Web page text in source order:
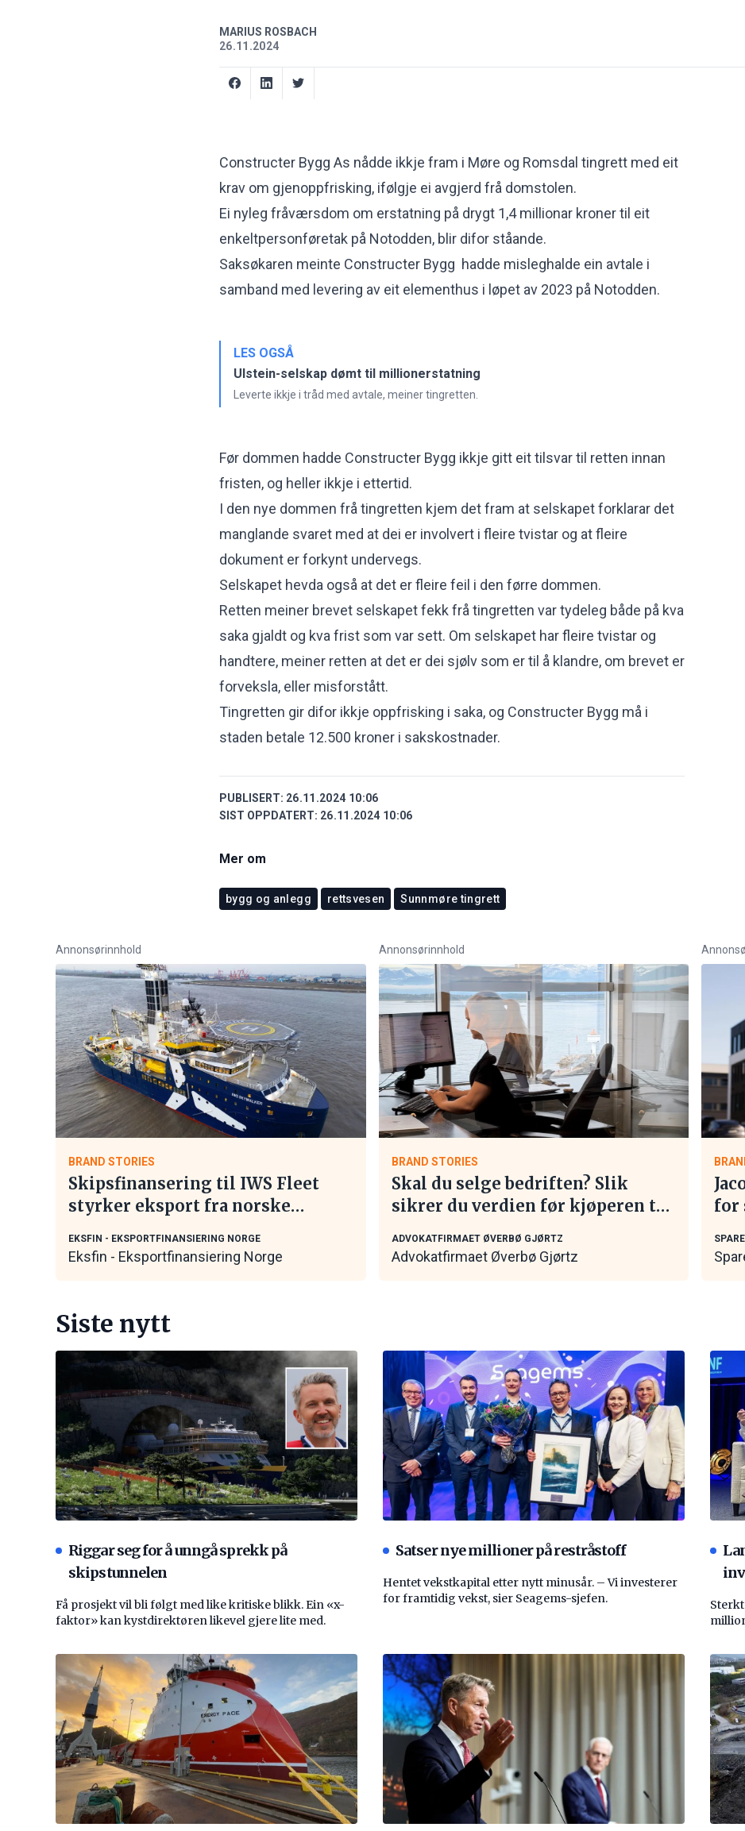
MARIUS ROSBACH
26.11.2024
Constructer Bygg As nådde ikkje fram i Møre og Romsdal tingrett med eit
krav om gjenoppfrisking, ifølgje ei avgjerd frå domstolen.
Ei nyleg fråværsdom om erstatning på drygt 1,4 millionar kroner til eit
enkeltpersonføretak på Notodden, blir difor ståande.
Saksøkaren meinte Constructer Bygg hadde misleghalde ein avtale i
samband med levering av eit elementhus i løpet av 2023 på Notodden.
LES OGSÅ
Ulstein-selskap dømt til millionerstatning
Leverte ikkje i tråd med avtale, meiner tingretten.
Før dommen hadde Constructer Bygg ikkje gitt eit tilsvar til retten innan
fristen, og heller ikkje i ettertid.
I den nye dommen frå tingretten kjem det fram at selskapet forklarar det
manglande svaret med at dei er involvert i fleire tvistar og at fleire
dokument er forkynt undervegs.
Selskapet hevda også at det er fleire feil i den førre dommen.
Retten meiner brevet selskapet fekk frå tingretten var tydeleg både på kva
saka gjaldt og kva frist som var sett. Om selskapet har fleire tvistar og
handtere, meiner retten at det er dei sjølv som er til å klandre, om brevet er
forveksla, eller misforstått.
Tingretten gir difor ikkje oppfrisking i saka, og Constructer Bygg må i
staden betale 12.500 kroner i sakskostnader.
PUBLISERT: 26.11.2024 10:06
SIST OPPDATERT: 26.11.2024 10:06
Mer om
bygg og anlegg rettsvesen Sunnmøre tingrett
Annonsørinnhold
BRAND STORIES
Skipsfinansering til IWS Fleet
styrker eksport fra norske
EKSFIN - EKSPORTFINANSIERING NORGE
Eksfin - Eksportfinansiering Norge
Annonsørinnhold
BRAND STORIES
Skal du selge bedriften? Slik
sikrer du verdien før kjøperen tar
ADVOKATFIRMAET ØVERBØ GJØRTZ
Advokatfirmaet Øverbø Gjørtz
for
Siste nytt
Riggar seg for å unngå sprekk på
skipstunnelen
Få prosjekt vil bli følgt med like kritiske blikk. Ein «x-
faktor» kan kystdirektøren likevel gjere lite med.
Satser nye millioner på restråstoff
Hentet vekstkapital etter nytt minusår. – Vi investerer
for framtidig vekst, sier Seagems-sjefen.